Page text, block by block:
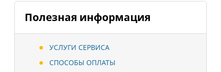
Полезная информация
УСЛУГИ СЕРВИСА
СПОСОБЫ ОПЛАТЫ